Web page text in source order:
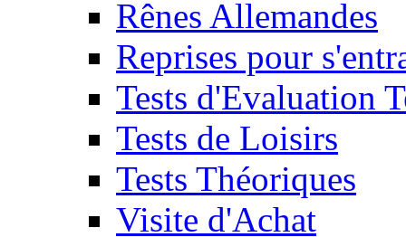
Rênes Allemandes
Reprises pour
Tests d'Evaluation
Tests de Loisirs
Tests Théoriques
Visite d'Achat